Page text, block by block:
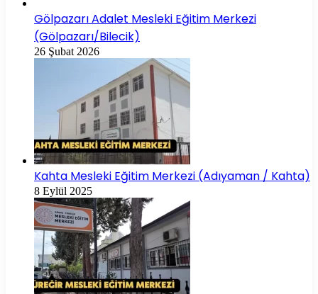
Gölpazarı Adalet Mesleki Eğitim Merkezi
(Gölpazarı/Bilecik)
26 Şubat 2026
Kahta Mesleki Eğitim Merkezi (Adıyaman / Kahta)
8 Eylül 2025